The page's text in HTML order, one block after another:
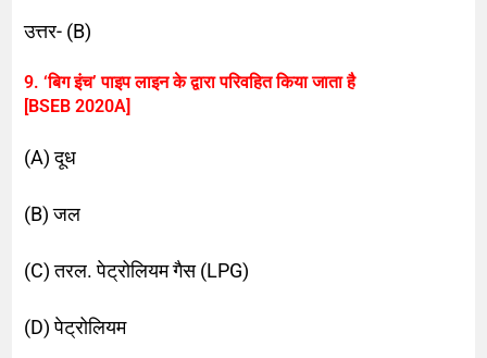
उत्तर- (B)
9. ‘बिग इंच’ पाइप लाइन के द्वारा परिवहित किया जाता है
[BSEB 2020A]
(A) दूध
(B) जल
(C) तरल. पेट्रोलियम गैस (LPG)
(D) पेट्रोलियम